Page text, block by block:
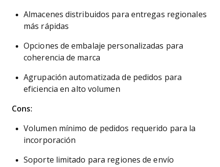
Almacenes distribuidos para entregas regionales
más rápidas
Opciones de embalaje personalizadas para
coherencia de marca
Agrupación automatizada de pedidos para
eficiencia en alto volumen
Cons:
Volumen mínimo de pedidos requerido para la
incorporación
Soporte limitado para regiones de envío